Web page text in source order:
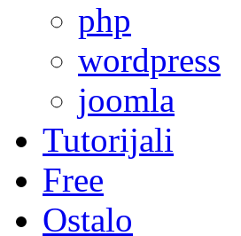
php
wordpress
joomla
Tutorijali
Free
Ostalo